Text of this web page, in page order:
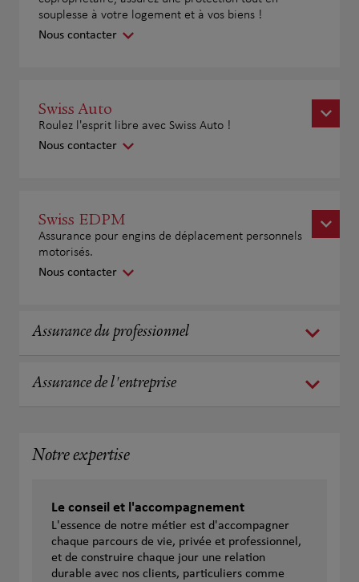
souplesse à votre logement et à vos biens !
Nous contacter
Swiss Auto
Roulez l'esprit libre avec Swiss Auto !
Nous contacter
Swiss EDPM
Assurance pour engins de déplacement personnels
motorisés.
Nous contacter
Assurance du professionnel
Assurance de l'entreprise
Notre expertise
Le conseil et l'accompagnement
L'essence de notre métier est d'accompagner
chaque parcours de vie, privée et professionnel,
et de construire chaque jour une relation
durable avec nos clients, particuliers comme